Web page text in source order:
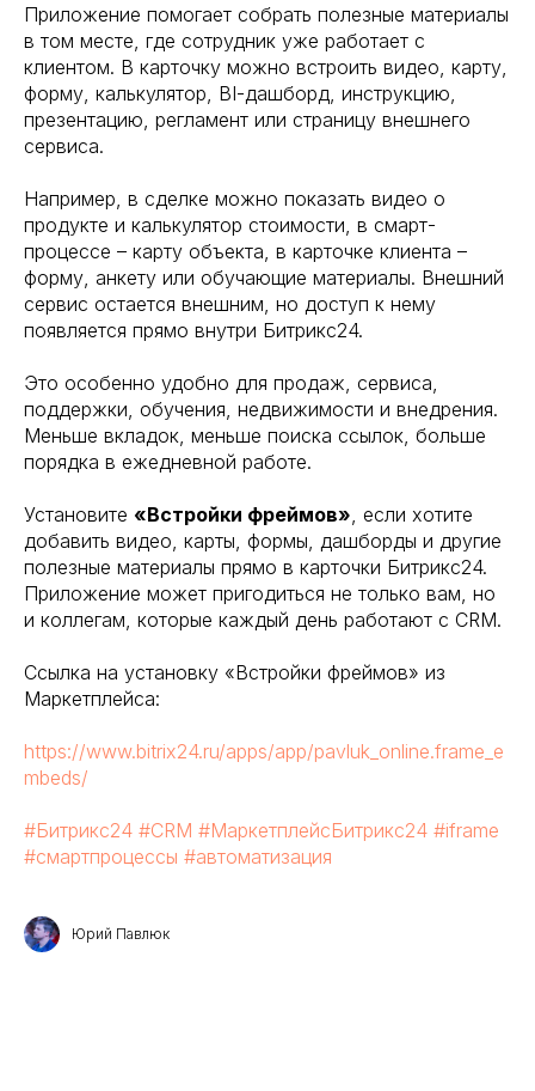
Приложение помогает собрать полезные материалы
в том месте, где сотрудник уже работает с
клиентом. В карточку можно встроить видео, карту,
форму, калькулятор, BI-дашборд, инструкцию,
презентацию, регламент или страницу внешнего
сервиса.
Например, в сделке можно показать видео о
продукте и калькулятор стоимости, в смарт-
процессе – карту объекта, в карточке клиента –
форму, анкету или обучающие материалы. Внешний
сервис остается внешним, но доступ к нему
появляется прямо внутри Битрикс24.
Это особенно удобно для продаж, сервиса,
поддержки, обучения, недвижимости и внедрения.
Меньше вкладок, меньше поиска ссылок, больше
порядка в ежедневной работе.
Установите «Встройки фреймов» , если хотите
добавить видео, карты, формы, дашборды и другие
полезные материалы прямо в карточки Битрикс24.
Приложение может пригодиться не только вам, но
и коллегам, которые каждый день работают с CRM.
Ссылка на установку «Встройки фреймов» из
Маркетплейса:
https://www.bitrix24.ru/apps/app/pavluk_online.frame_e
mbeds/
#Битрикс24 #CRM #МаркетплейсБитрикс24 #iframe
#смартпроцессы #автоматизация
Юрий Павлюк